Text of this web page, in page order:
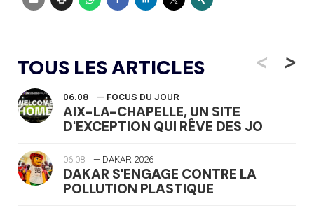
TOUS LES ARTICLES <
06.08 — FOCUS DU JOUR
AIX-LA-CHAPELLE, UN SITE
D'EXCEPTION QUI RÊVE DES JO
06.08 — DAKAR 2026
DAKAR S'ENGAGE CONTRE LA
POLLUTION PLASTIQUE
>